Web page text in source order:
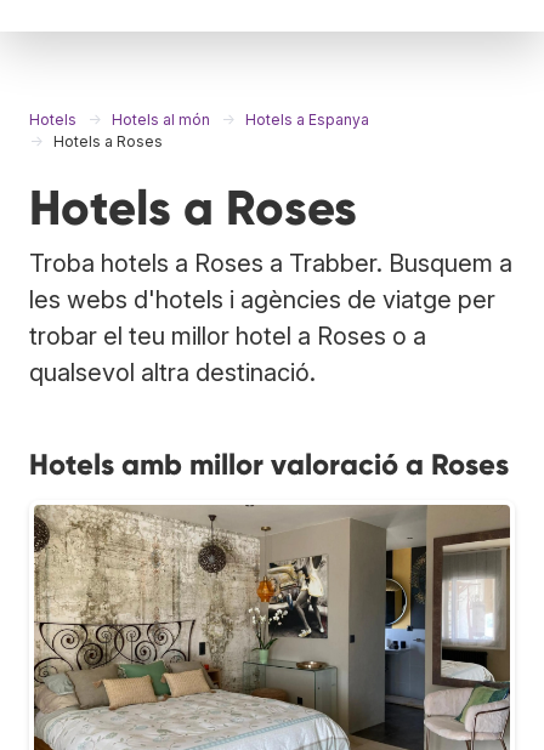
Hotels Hotels al món
Hotels a Espanya
Hotels a Roses
Hotels a Roses
Troba hotels a Roses a Trabber. Busquem a
les webs d'hotels i agències de viatge per
trobar el teu millor hotel a Roses o a
qualsevol altra destinació.
Hotels amb millor valoració a Roses